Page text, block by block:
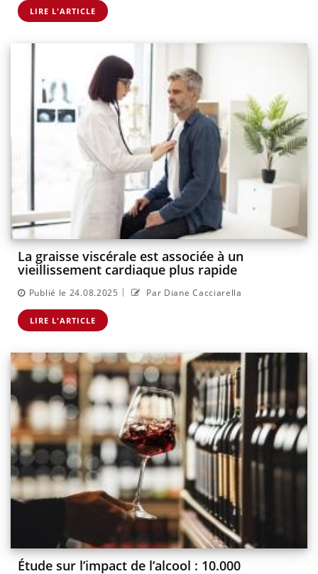
LIRE L'ARTICLE
La graisse viscérale est associée à un
vieillissement cardiaque plus rapide
Publié le 24.08.2025 | Par Diane Cacciarella
LIRE L'ARTICLE
Étude sur l’impact de l’alcool : 10.000